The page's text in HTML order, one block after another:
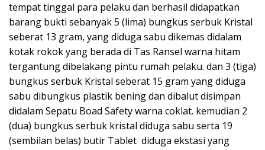
tempat tinggal para pelaku dan berhasil didapatkan
barang bukti sebanyak 5 (lima) bungkus serbuk Kristal
seberat 13 gram, yang diduga sabu dikemas didalam
kotak rokok yang berada di Tas Ransel warna hitam
tergantung dibelakang pintu rumah pelaku. dan 3 (tiga)
bungkus serbuk Kristal seberat 15 gram yang diduga
sabu dibungkus plastik bening dan dibalut disimpan
didalam Sepatu Boad Safety warna coklat. kemudian 2
(dua) bungkus serbuk kristal diduga sabu serta 19
(sembilan belas) butir Tablet diduga ekstasi yang